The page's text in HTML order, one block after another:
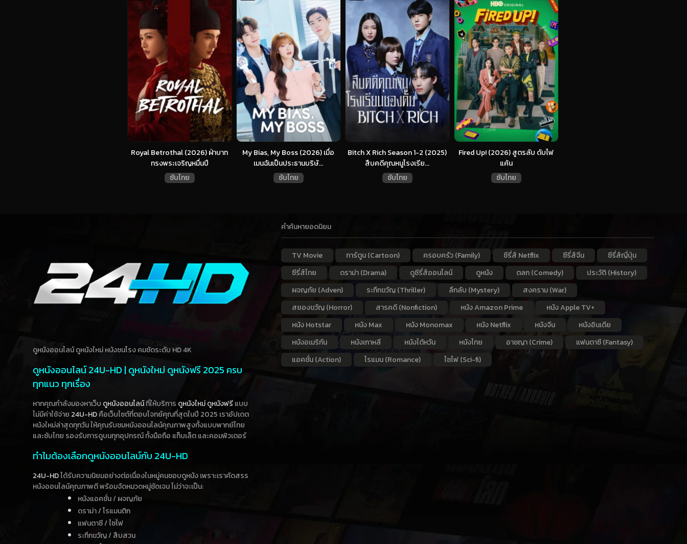
Royal Betrothal (2026) ฝ่าบาท
ทรงพระเจริญหมื่นปี
ซับไทย
My Bias, My Boss (2026) เมื่อ
เมนฉันเป็นประธานบริษั...
ซับไทย
Bitch X Rich Season 1-2 (2025)
สืบคดีคุณหนูโรงเรีย...
ซับไทย
Fired Up! (2026) สูตรลับ ดับไฟ
แค้น
ซับไทย
ดูหนังออนไลน์ ดูหนังใหม่ หนังชนโรง คมชัดระดับ HD 4K
ดูหนังออนไลน์ 24U-HD | ดูหนังใหม่ ดูหนังฟรี 2025 ครบ
ทุกแนว ทุกเรื่อง
หากคุณกำลังมองหาเว็บ ดูหนังออนไลน์ที่ให้บริการ ดูหนังใหม่ดูหนังฟรีแบบ
ไม่มีค่าใช้จ่าย 24U-HDคือเว็บไซต์ที่ตอบโจทย์คุณที่สุดในปี 2025 เราอัปเดต
หนังใหม่ล่าสุดทุกวัน ให้คุณรับชมหนังออนไลน์คุณภาพสูงทั้งแบบพากย์ไทย
และซับไทย รองรับการดูบนทุกอุปกรณ์ ทั้งมือถือ แท็บเล็ต และคอมพิวเตอร์
ทำไมต้องเลือกดูหนังออนไลน์กับ 24U-HD
24U-HDได้รับความนิยมอย่างต่อเนื่องในหมู่คนชอบดูหนัง เพราะเราคัดสรร
หนังออนไลน์คุณภาพดี พร้อมจัดหมวดหมู่ชัดเจน ไม่ว่าจะเป็น:
หนังแอคชั่น / ผจญภัย
ดราม่า / โรแมนติก
แฟนตาซี / ไซไฟ
ระทึกขวัญ / สืบสวน
คำค้นหายอดนิยม
TV Movie การ์ตูน (Cartoon) ครอบครัว (Family) ซีรี่ส์ Netflix ซีรี่ส์จีน
ซีรี่ส์ญี่ปุ่น
ซีรี่ส์ไทย
ดราม่า (Drama) ดูซีรี่ส์ออนไลน์ ดูหนัง ตลก (Comedy)
ประวัติ (History)
ผจญภัย (Adven)
ระทึกขวัญ (Thriller) ลึกลับ (Mystery)
สงคราม (War)
สยองขวัญ (Horror)
สารคดี (Nonfiction) หนัง Amazon Prime
หนัง Apple TV+
หนัง Hotstar
หนัง Max หนัง Monomax หนัง Netflix หนังจีน
หนังอินเดีย
หนังอเมริกัน
หนังเกาหลี หนังไต้หวัน หนังไทย อาชญา (Crime)
แฟนตาซี (Fantasy)
แอคชั่น (Action)
โรแมน (Romance) ไซไฟ (Sci-fi)